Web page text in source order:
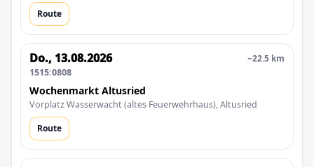
Route
Do., 13.08.2026
1515:0808
~22.5 km
Wochenmarkt Altusried
Vorplatz Wasserwacht (altes Feuerwehrhaus), Altusried
Route